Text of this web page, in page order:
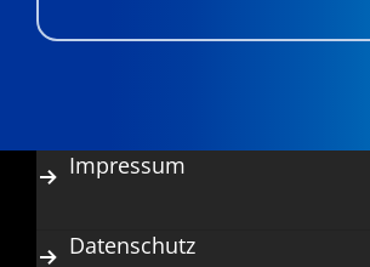
Impressum
Datenschutz